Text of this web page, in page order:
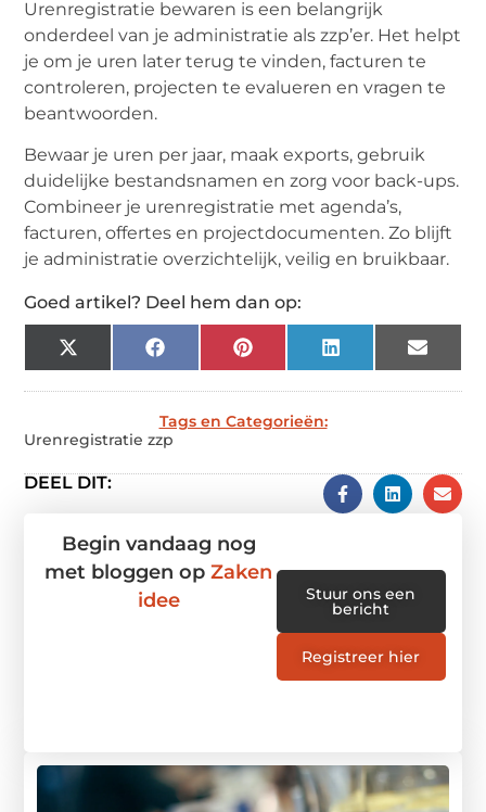
Urenregistratie bewaren is een belangrijk
onderdeel van je administratie als zzp’er. Het helpt
je om je uren later terug te vinden, facturen te
controleren, projecten te evalueren en vragen te
beantwoorden.
Bewaar je uren per jaar, maak exports, gebruik
duidelijke bestandsnamen en zorg voor back-ups.
Combineer je urenregistratie met agenda’s,
facturen, offertes en projectdocumenten. Zo blijft
je administratie overzichtelijk, veilig en bruikbaar.
Goed artikel? Deel hem dan op:
X
(Twitter)
FacebookPinterestLinkedIn Email
Tags en Categorieën:
Urenregistratie zzp
DEEL DIT:
Begin vandaag nog
met bloggen opZaken
idee
Stuur ons een
bericht
Registreer hier